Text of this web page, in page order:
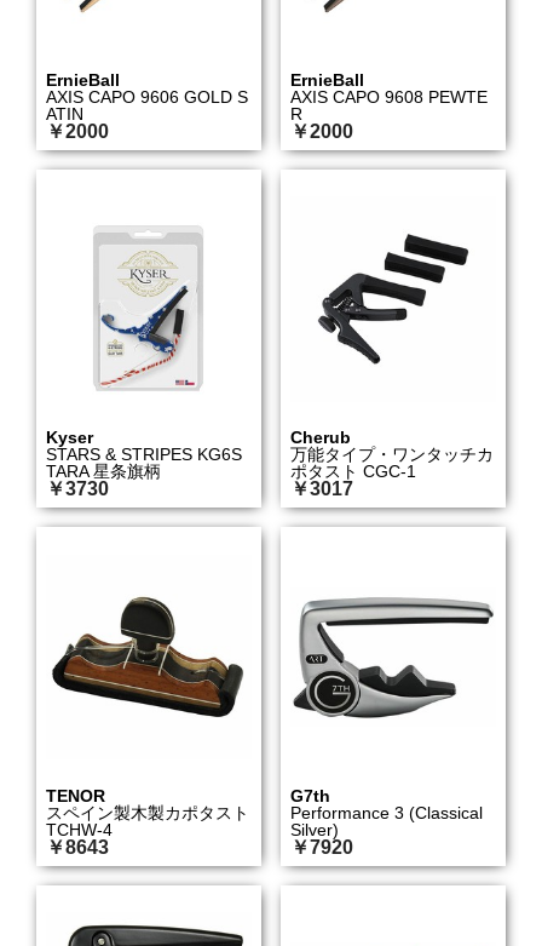
ErnieBall
AXIS CAPO 9606 GOLD S
ATIN
￥2000
ErnieBall
AXIS CAPO 9608 PEWTE
R
￥2000
Kyser
STARS & STRIPES KG6S
TARA 星条旗柄
￥3730
Cherub
万能タイプ・ワンタッチカ
ポタスト CGC-1
￥3017
TENOR
スペイン製木製カポタスト
TCHW-4
￥8643
G7th
Performance 3 (Classical
Silver)
￥7920